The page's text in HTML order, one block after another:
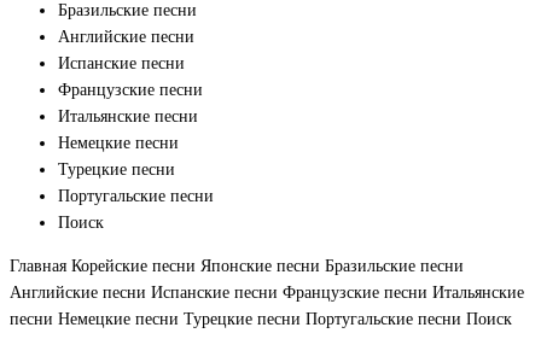
Бразильские песни
Английские песни
Испанские песни
Французские песни
Итальянские песни
Немецкие песни
Турецкие песни
Португальские песни
Поиск
Главная Корейские песни Японские песни Бразильские песни
Английские песни Испанские песни Французские песни Итальянские
песни Немецкие песни Турецкие песни Португальские песни Поиск